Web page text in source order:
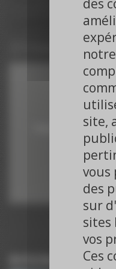
connectée
23 mars 2021
Cliquez sur le bouton
Articles du
des
site,
vous
des
sur
sites
vos
Ces